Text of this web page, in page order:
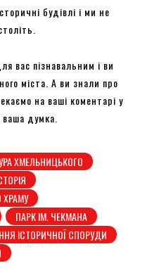
будівлі і ми не
вас пізнавальним і ви
міста. А ви знали про
на ваші коментарі у
ваша думка.
ХМЕЛЬНИЦЬКОГО
ХРАМУ
ПАРК ІМ. ЧЕКМАНА
ІСТОРИЧНОЇ СПОРУДИ